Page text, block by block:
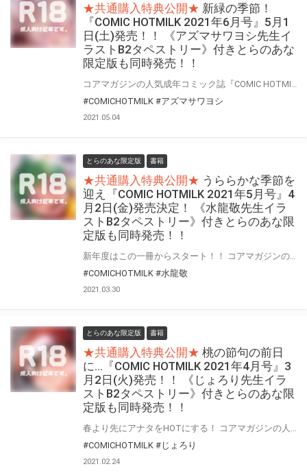
★共通購入特典公開★ 新緑の季節！
『COMIC HOTMILK 2021年6月号』5月1
日(土)発売！！ 《アズマサワヨシ先生イ
ラストB2タペストリー》付きとらのあな
限定版も同時発売！！
#COMICHOTMILK #アズマサワヨシ
2021.05.04
とらのあな限定版 書籍
★共通購入特典公開★ うららかな季節を
迎え『COMIC HOTMILK 2021年5月号』4
月2日(金)発売決定！ 《水龍敬先生イラ
ストB2タペストリー》付きとらのあな限
定版も同時発売！！
#COMICHOTMILK #水龍敬
2021.03.30
とらのあな限定版 書籍
★共通購入特典公開★ 桃の節句の前日
に…『COMIC HOTMILK 2021年4月号』3
月2日(火)発売！！ 《じょろり先生イラ
ストB2タペストリー》付きとらのあな限
定版も同時発売！！
#COMICHOTMILK #じょろり
2021.02.24